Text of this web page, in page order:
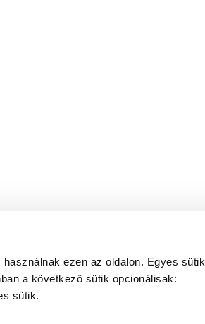
ezen az oldalon. Egyes sütik
a következő sütik opcionálisak:
sütik.